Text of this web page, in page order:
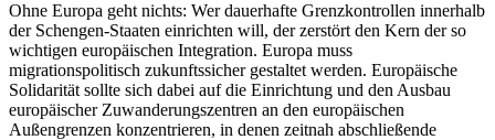
Ohne Europa geht nichts: Wer dauerhafte Grenzkontrollen innerhalb
der Schengen-Staaten einrichten will, der zerstört den Kern der so
wichtigen europäischen Integration. Europa muss
migrationspolitisch zukunftssicher gestaltet werden. Europäische
Solidarität sollte sich dabei auf die Einrichtung und den Ausbau
europäischer Zuwanderungszentren an den europäischen
Außengrenzen konzentrieren, in denen zeitnah abschließende